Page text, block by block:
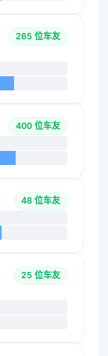
265 位车友
400 位车友
48 位车友
25 位车友